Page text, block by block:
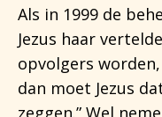
Als in 1999 de
Jezus haar
opvolgers
dan moet Jezus